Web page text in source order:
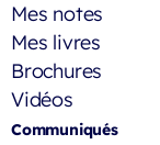
Mes notes
Mes livres
Brochures
Vidéos
Communiqués